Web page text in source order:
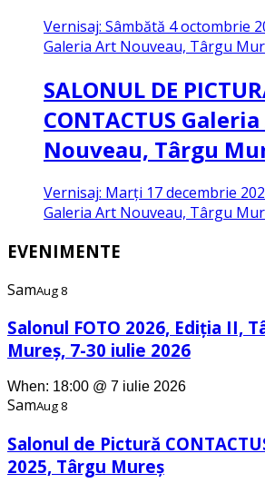
Vernisaj: Sâmbătă 4 octombrie
Galeria Art Nouveau, Târgu
SALONUL DE
CONTACTUS
Nouveau, Târgu
Vernisaj: Marți 17 decembrie
Galeria Art Nouveau, Târgu
EVENIMENTE
SamAug 8
Salonul FOTO 2026, Ediția II,
Mureş, 7-30 iulie 2026
When: 18:00 @ 7 iulie 2026
SamAug 8
Salonul de Pictură
2025, Târgu Mureş